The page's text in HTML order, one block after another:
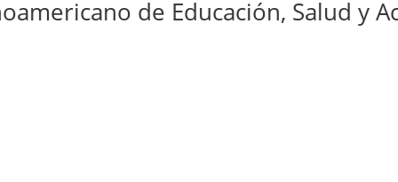
de Educación, Salud y